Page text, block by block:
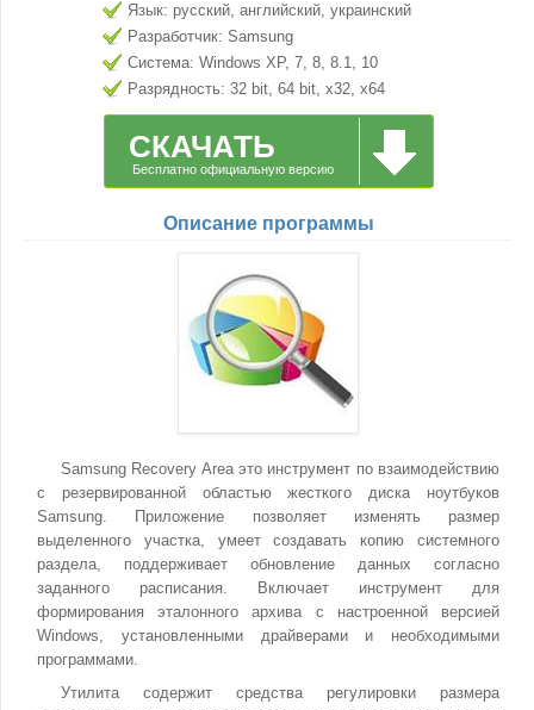
Язык: русский, английский, украинский
Разработчик: Samsung
Система: Windows XP, 7, 8, 8.1, 10
Разрядность: 32 bit, 64 bit, x32, x64
СКАЧАТЬ
Бесплатно официальную версию
Описание программы
Samsung Recovery Area это инструмент по взаимодействию
с резервированной областью жесткого диска ноутбуков
Samsung. Приложение позволяет изменять размер
выделенного участка, умеет создавать копию системного
раздела, поддерживает обновление данных согласно
заданного расписания. Включает инструмент для
формирования эталонного архива с настроенной версией
Windows, установленными драйверами и необходимыми
программами.
Утилита содержит средства регулировки размера